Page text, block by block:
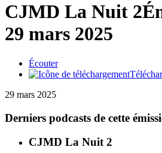
CJMD La Nuit 2
29 mars 2025
Écouter
29 mars 2025
Derniers podcasts de cette
CJMD La Nuit 2